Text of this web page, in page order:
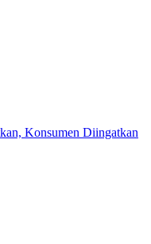
Konsumen Diingatkan